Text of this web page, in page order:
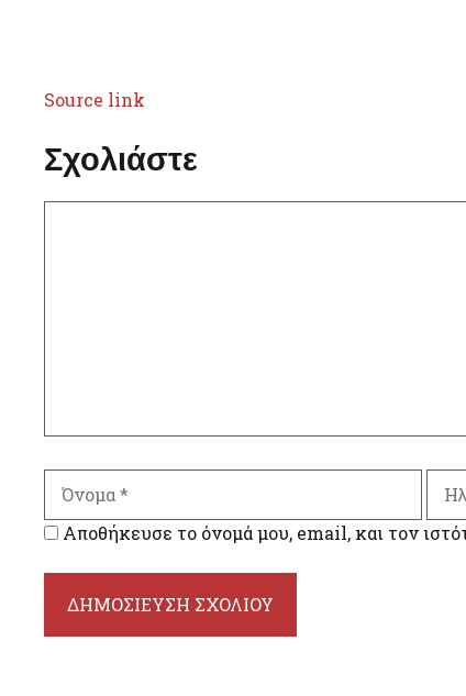
Source link
Σχολιάστε
Αποθήκευσε το όνομά μου, email, και τον